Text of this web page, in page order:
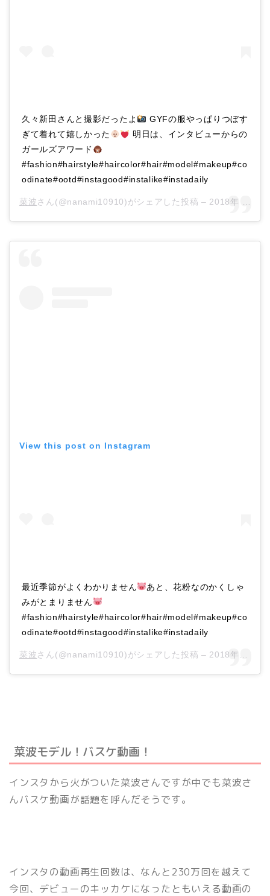
久々新田さんと撮影だったよ
GYFの服やっぱりつぼす
ぎて着れて嬉しかった
明日は、インタビューからの
ガールズアワード
#fashion#hairstyle#haircolor#hair#model#makeup#co
odinate#ootd#instagood#instalike#instadaily
菜波さん(@nanami10910)がシェアした投稿 – 2018年 5月月18日午前6時38分PDT
View this post on Instagram
最近季節がよくわかりません
あと、花粉なのかくしゃ
みがとまりません
#fashion#hairstyle#haircolor#hair#model#makeup#co
odinate#ootd#instagood#instalike#instadaily
菜波さん(@nanami10910)がシェアした投稿 – 2018年10月月3日午前6時19分PDT
菜波モデル！バスケ動画！
インスタから火がついた菜波さんですが中でも菜波さ
んバスケ動画が話題を呼んだそうです。
インスタの動画再生回数は、なんと230万回を越えて
今回、デビューのキッカケになったともいえる動画の